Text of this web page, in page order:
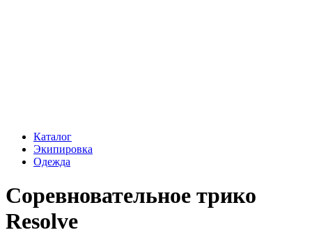
Каталог
Экипировка
Одежда
Соревновательное трико
Resolve